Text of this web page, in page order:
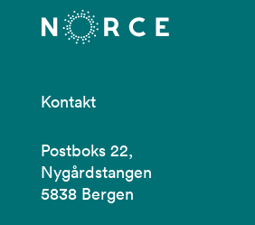
Kontakt
Postboks 22,
Nygårdstangen
5838 Bergen